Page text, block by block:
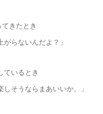
きたとき
がらないんだよ？」
ているとき
しそうならまあいいか。」